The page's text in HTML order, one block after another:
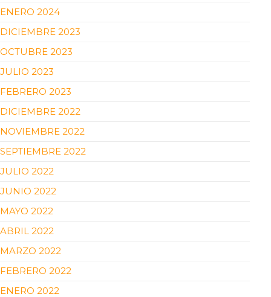
ENERO 2024
DICIEMBRE 2023
OCTUBRE 2023
JULIO 2023
FEBRERO 2023
DICIEMBRE 2022
NOVIEMBRE 2022
SEPTIEMBRE 2022
JULIO 2022
JUNIO 2022
MAYO 2022
ABRIL 2022
MARZO 2022
FEBRERO 2022
ENERO 2022